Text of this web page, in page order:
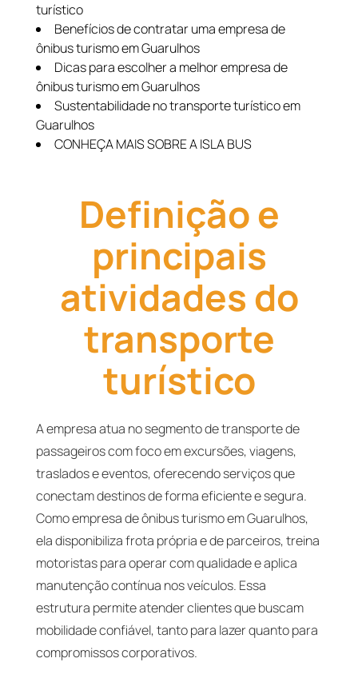
turístico
Benefícios de contratar uma empresa de
ônibus turismo em Guarulhos
Dicas para escolher a melhor empresa de
ônibus turismo em Guarulhos
Sustentabilidade no transporte turístico em
Guarulhos
CONHEÇA MAIS SOBRE A ISLA BUS
Definição e
principais
atividades do
transporte
turístico
A empresa atua no segmento de transporte de
passageiros com foco em excursões, viagens,
traslados e eventos, oferecendo serviços que
conectam destinos de forma eficiente e segura.
Como empresa de ônibus turismo em Guarulhos,
ela disponibiliza frota própria e de parceiros, treina
motoristas para operar com qualidade e aplica
manutenção contínua nos veículos. Essa
estrutura permite atender clientes que buscam
mobilidade confiável, tanto para lazer quanto para
compromissos corporativos.